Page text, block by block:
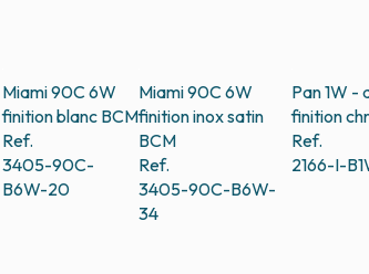
Miami 90C 6W
finition blanc BCM
Ref.
3405-90C-
B6W-20
Miami 90C 6W
finition inox satin
BCM
Ref.
3405-90C-B6W-
34
Pan 1W -
finition
Ref.
2166-I-